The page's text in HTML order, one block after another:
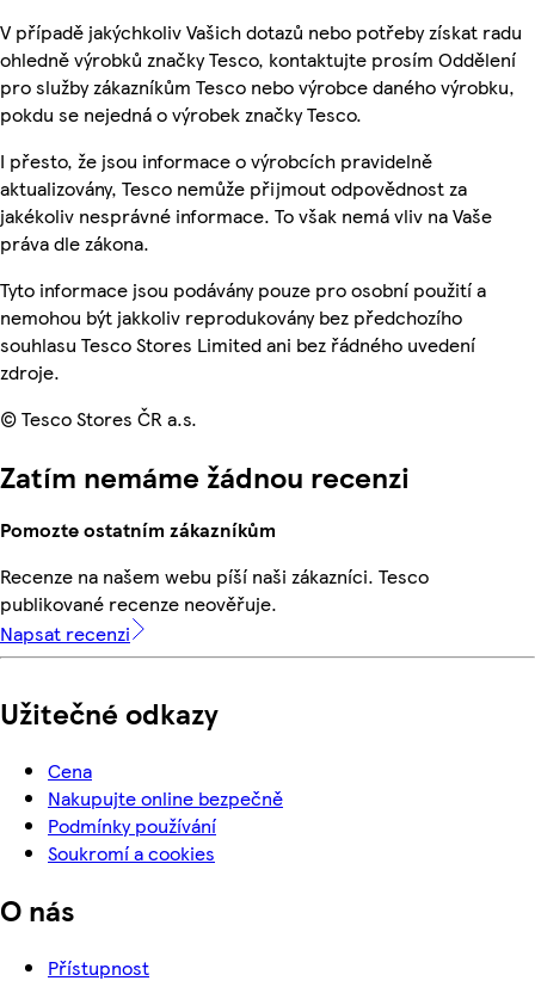
V případě jakýchkoliv Vašich dotazů nebo potřeby získat radu
ohledně výrobků značky Tesco, kontaktujte prosím Oddělení
pro služby zákazníkům Tesco nebo výrobce daného výrobku,
pokdu se nejedná o výrobek značky Tesco.
I přesto, že jsou informace o výrobcích pravidelně
aktualizovány, Tesco nemůže přijmout odpovědnost za
jakékoliv nesprávné informace. To však nemá vliv na Vaše
práva dle zákona.
Tyto informace jsou podávány pouze pro osobní použití a
nemohou být jakkoliv reprodukovány bez předchozího
souhlasu Tesco Stores Limited ani bez řádného uvedení
zdroje.
© Tesco Stores ČR a.s.
Zatím nemáme žádnou recenzi
Pomozte ostatním zákazníkům
Recenze na našem webu píší naši zákazníci. Tesco
publikované recenze neověřuje.
Napsat recenzi
Užitečné odkazy
Cena
Nakupujte online bezpečně
Podmínky používání
Soukromí a cookies
O nás
Přístupnost